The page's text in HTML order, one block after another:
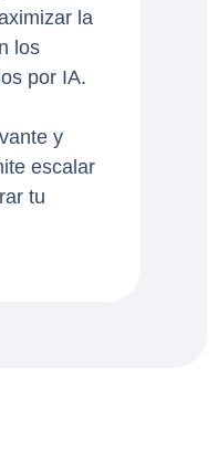
la
los
por IA.
y
escalar
tu